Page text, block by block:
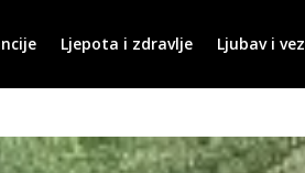
Ljepota i zdravlje Ljubav i